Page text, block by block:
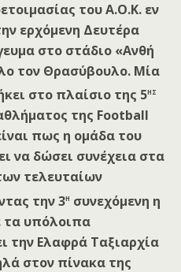
του Α.Ο.Κ. εν
ερχόμενη Δευτέρα
στο στάδιο «Ανθή
τον Θρασύβουλο. Μία
στο πλαίσιο της 5ης
της Football
πως η ομάδα του
να δώσει συνέχεια στα
τελευταίων
την 3η συνεχόμενη η
τα υπόλοιπα
την Ελαφρά Ταξιαρχία
στον πίνακα της